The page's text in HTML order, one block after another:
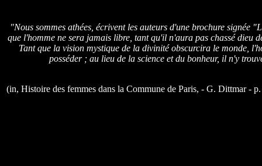
"Nous sommes athées, écrivent les auteurs d'une brochure signée
que l'homme ne sera jamais libre, tant qu'il n'aura pas chassé dieu
Tant que la vision mystique de la divinité obscurcira le monde,
posséder ; au lieu de la science et du bonheur, il n'y
(in, Histoire des femmes dans la Commune de Paris, - G. Dittmar -